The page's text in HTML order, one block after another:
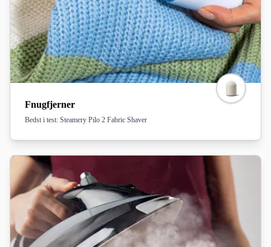
test tager højde for ydeevne, brugervenlighed, holdbarhed og pris. Alt sammen for at
sikre, at du kan træffe en klog beslutning fra starten og undgå dårlige og dyre fejkøb.
Her finder du produkterne, der er bedst i test.
Fnugfjerner
Bedst i test: Steamery Pilo 2 Fabric Shaver